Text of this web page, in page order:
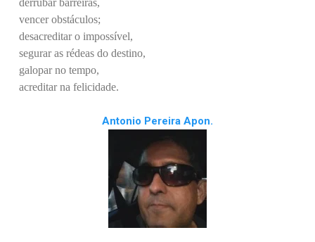
vencer obstáculos;
desacreditar o impossível,
segurar as rédeas do destino,
galopar no tempo,
acreditar na felicidade.
Antonio Pereira Apon.